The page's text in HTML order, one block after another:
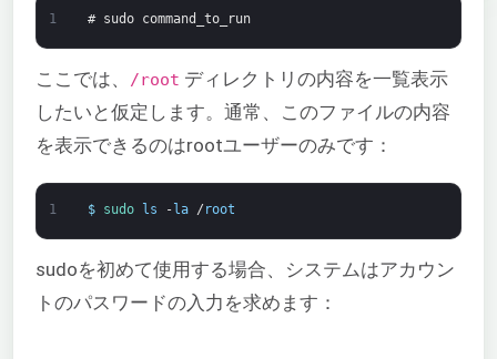
1 # sudo command_to_run
ここでは、 /root ディレクトリの内容を一覧表示
したいと仮定します。通常、このファイルの内容
を表示できるのはrootユーザーのみです：
1 $ sudo ls -la / root
sudoを初めて使用する場合、システムはアカウン
トのパスワードの入力を求めます：